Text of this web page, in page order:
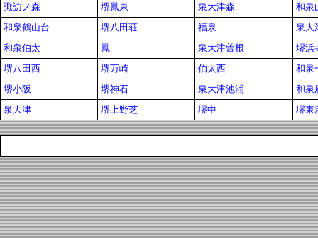
諏訪ノ森
堺鳳東 泉大津森
和泉
和泉鶴山台
堺八田荘 福泉
泉大
和泉伯太
鳳 泉大津曽根
堺浜
堺八田西
堺万崎 伯太西
和泉
堺小阪
堺神石 泉大津池浦
和泉
泉大津
堺上野芝 堺中 堺東